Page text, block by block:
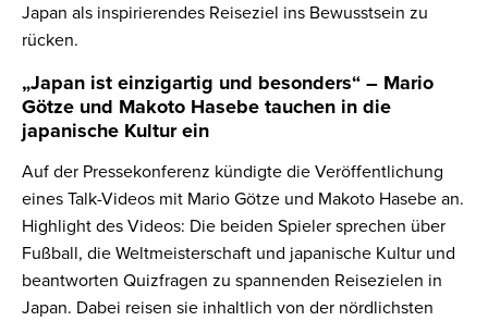
Japan als inspirierendes Reiseziel ins Bewusstsein zu
rücken.
„Japan ist einzigartig und besonders“ – Mario
Götze und Makoto Hasebe tauchen in die
japanische Kultur ein
Auf der Pressekonferenz kündigte die Veröffentlichung
eines Talk-Videos mit Mario Götze und Makoto Hasebe an.
Highlight des Videos: Die beiden Spieler sprechen über
Fußball, die Weltmeisterschaft und japanische Kultur und
beantworten Quizfragen zu spannenden Reisezielen in
Japan. Dabei reisen sie inhaltlich von der nördlichsten